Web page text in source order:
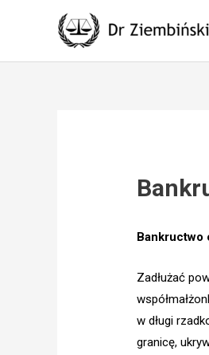
Bankructwo
Zadłużać
w długi
granicę,